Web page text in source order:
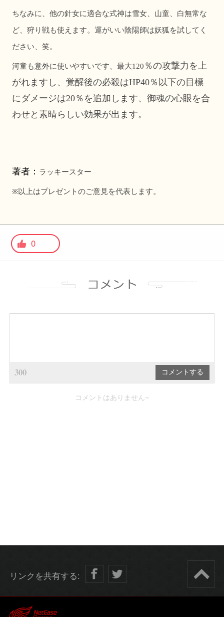
ちなみに、他の針女に適合な式神は雪女、山童、白無常な
ど、狩り戦も使えます。運がいい陰陽師は妖狐を試してく
ださい、笑。
河童も意外に使いやすいです、最大120 ％の攻撃力を上
がれますし、覚醒後の必殺はHP40％以下の目標
にダメージは20％を追加します、御魂の心眼を合
わせと素晴らしい効果が出ます。
著者： ラッキースター
※以上はプレゼントのご意見を代表します。
0
コメントはありません~
300
リンクを共有する: